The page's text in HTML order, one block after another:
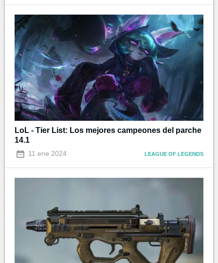
LoL - Tier List: Los mejores campeones del parche
14.1
11 ene 2024 LEAGUE OF LEGENDS